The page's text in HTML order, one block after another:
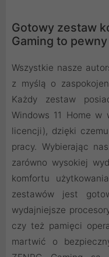
Gotowy zestaw
Gaming to
Wszystkie nasze
z myślą o
Każdy zestaw
Windows 11 Home w
licencji), dzięki
pracy. Wybierając
zarówno wysokiej
komfortu
zestawów jest
wydajniejsze
czy też pamięci
martwić o